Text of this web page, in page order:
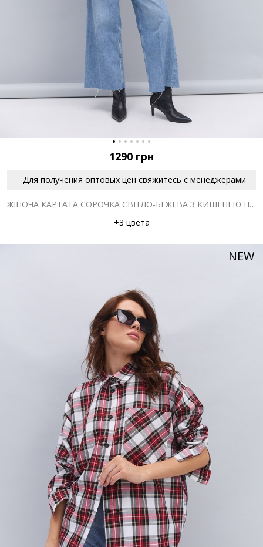
1290 грн
Для получения оптовых цен свяжитесь с менеджерами
ЖІНОЧА КАРТАТА СОРОЧКА СВІТЛО-БЕЖЕВА З КИШЕНЕЮ НА ГРУДЯХ
+3 цвета
NEW